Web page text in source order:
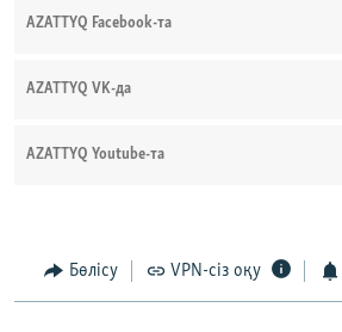
AZATTYQ Facebook-та
AZATTYQ VK-да
AZATTYQ Youtube-та
Бөлісу VPN-сіз оқу